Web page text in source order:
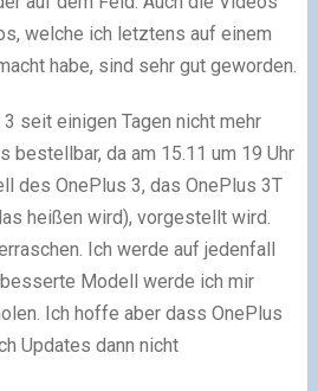
welche ich letztens auf einem
habe, sind sehr gut geworden.
seit einigen Tagen nicht mehr
bestellbar, da am 15.11 um 19 Uhr
des OnePlus 3, das OnePlus 3T
heißen wird), vorgestellt wird.
Ich werde auf jedenfall
Modell werde ich mir
Ich hoffe aber dass OnePlus
Updates dann nicht